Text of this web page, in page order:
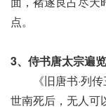
点。
3、侍书唐太宗遍
《旧唐书·列传
世南死后，无人可